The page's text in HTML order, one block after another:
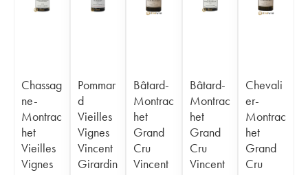
Chassag
ne-
Montrac
het
Vieilles
Vignes
Pommar
d
Vieilles
Vignes
Vincent
Girardin
Bâtard-
Montrac
het
Grand
Cru
Vincent
Bâtard-
Montrac
het
Grand
Cru
Vincent
Chevali
er-
Montrac
het
Grand
Cru